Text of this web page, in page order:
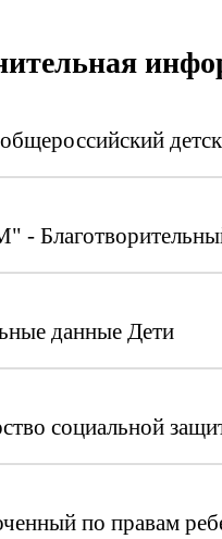
данные Дети
социальной
по правам